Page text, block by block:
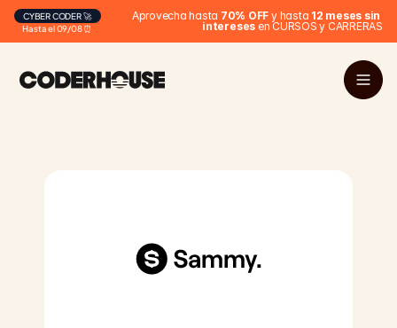
Hasta el 09/08 ⏰
CYBER CODER 🚀 Aprovecha hasta 70% OFF y hasta 12 meses sin
intereses en CURSOS y CARRERAS